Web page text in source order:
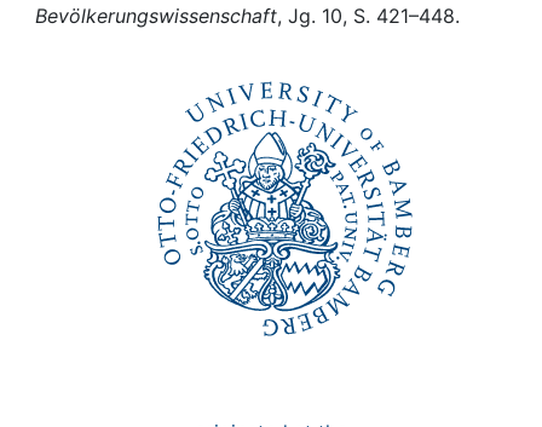
My FIS
Bevölkerungswissenschaft, Jg. 10, S. 421–448.